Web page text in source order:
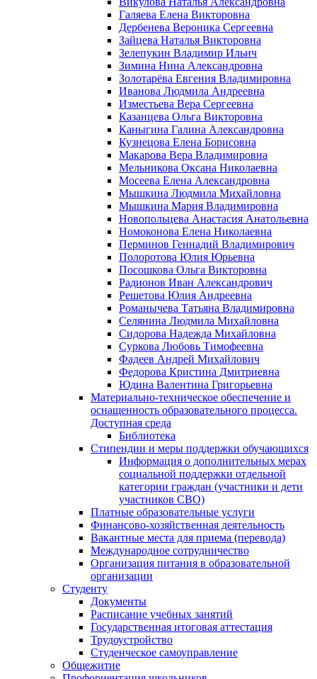
Галяева Елена Викторовна
Дербенева Вероника Сергеевна
Зайцева Наталья Викторовна
Зелепукин Владимир Ильич
Зимина Нина Александровна
Золотарёва Евгения Владимировна
Иванова Людмила Андреевна
Изместьева Вера Сергеевна
Казанцева Ольга Викторовна
Каныгина Галина Александровна
Кузнецова Елена Борисовна
Макарова Вера Владимировна
Мельникова Оксана Николаевна
Мосеева Елена Александровна
Мышкина Людмила Михайловна
Мышкина Мария Владимировна
Новопольцева Анастасия Анатольевна
Номоконова Елена Николаевна
Перминов Геннадий Владимирович
Полоротова Юлия Юрьевна
Посошкова Ольга Викторовна
Радионов Иван Александрович
Решетова Юлия Андреевна
Романычева Татьяна Владимировна
Селянина Людмила Михайловна
Сидорова Надежда Михайловна
Суркова Любовь Тимофеевна
Фадеев Андрей Михайлович
Федорова Кристина Дмитриевна
Юдина Валентина Григорьевна
Материально-техническое обеспечение и
оснащенность образовательного процесса.
Доступная среда
Библиотека
Стипендии и меры поддержки обучающихся
Информация о дополнительных мерах
социальной поддержки отдельной
категории граждан (участники и дети
участников СВО)
Платные образовательные услуги
Финансово-хозяйственная деятельность
Вакантные места для приема (перевода)
Международное сотрудничество
Организация питания в образовательной
организации
Студенту
Документы
Расписание учебных занятий
Государственная итоговая аттестация
Трудоустройство
Студенческое самоуправление
Общежитие